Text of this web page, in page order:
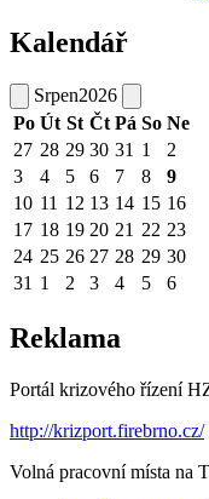
Kalendář
Srpen2026
Po Út St Čt Pá So Ne
27 28 29 30 31 1
2
3
4 5 6 7 8
9
10 11 12 13 14 15 16
17 18 19 20 21 22 23
24 25 26 27 28 29 30
31 1 2 3 4 5 6
Reklama
Portál krizového řízení
http://krizport.firebrno.cz/
Volná pracovní místa na